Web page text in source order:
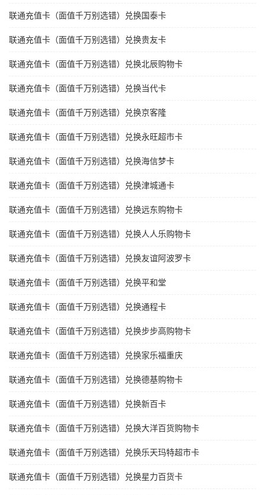
联通充值卡（面值千万别选错）兑换国泰卡
联通充值卡（面值千万别选错）兑换贵友卡
联通充值卡（面值千万别选错）兑换北辰购物卡
联通充值卡（面值千万别选错）兑换当代卡
联通充值卡（面值千万别选错）兑换京客隆
联通充值卡（面值千万别选错）兑换永旺超市卡
联通充值卡（面值千万别选错）兑换海信梦卡
联通充值卡（面值千万别选错）兑换津城通卡
联通充值卡（面值千万别选错）兑换远东购物卡
联通充值卡（面值千万别选错）兑换人人乐购物卡
联通充值卡（面值千万别选错）兑换友谊阿波罗卡
联通充值卡（面值千万别选错）兑换平和堂
联通充值卡（面值千万别选错）兑换通程卡
联通充值卡（面值千万别选错）兑换步步高购物卡
联通充值卡（面值千万别选错）兑换家乐福重庆
联通充值卡（面值千万别选错）兑换德基购物卡
联通充值卡（面值千万别选错）兑换新百卡
联通充值卡（面值千万别选错）兑换大洋百货购物卡
联通充值卡（面值千万别选错）兑换乐天玛特超市卡
联通充值卡（面值千万别选错）兑换星力百货卡